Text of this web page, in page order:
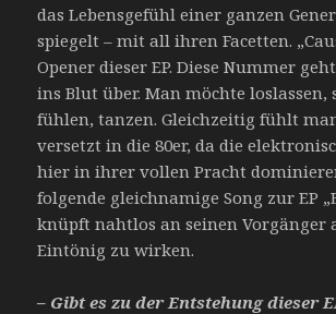
das Lebensgefühl einer ganzen
spiegelt – mit all ihren Facetten.
Opener dieser EP. Diese Nummer
ins Blut über. Man möchte loslassen,
fühlen, tanzen. Gleichzeitig fühlt
versetzt in die 80er, da die
hier in ihrer vollen Pracht
folgende gleichnamige Song zur EP
knüpft nahtlos an seinen Vorgänger
Eintönig zu wirken.
– Gibt es zu der Entstehung dieser